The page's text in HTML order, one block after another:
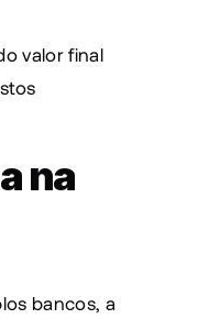
valor final
na
bancos, a